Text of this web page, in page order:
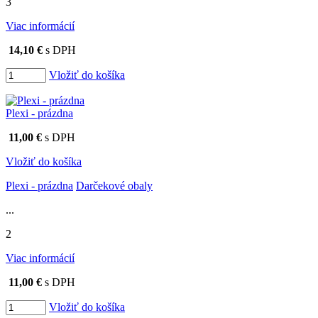
Viac informácií
14,10 € s DPH
Vložiť do košíka
Plexi - prázdna
11,00 € s DPH
Vložiť do košíka
Plexi - prázdna Darčekové obaly
...
2
Viac informácií
11,00 € s DPH
Vložiť do košíka